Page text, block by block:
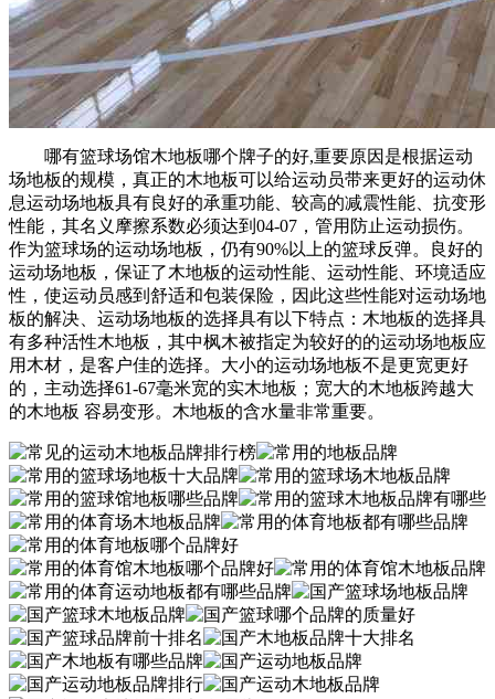
哪有篮球场馆木地板哪个牌子的好,重要原因是根据运动
场地板的规模，真正的木地板可以给运动员带来更好的运动休
息运动场地板具有良好的承重功能、较高的减震性能、抗变形
性能，其名义摩擦系数必须达到04-07，管用防止运动损伤。
作为篮球场的运动场地板，仍有90%以上的篮球反弹。良好的
运动场地板，保证了木地板的运动性能、运动性能、环境适应
性，使运动员感到舒适和包装保险，因此这些性能对运动场地
板的解决、运动场地板的选择具有以下特点：木地板的选择具
有多种活性木地板，其中枫木被指定为较好的的运动场地板应
用木材，是客户佳的选择。大小的运动场地板不是更宽更好
的，主动选择61-67毫米宽的实木地板；宽大的木地板跨越大
的木地板 容易变形。木地板的含水量非常重要。